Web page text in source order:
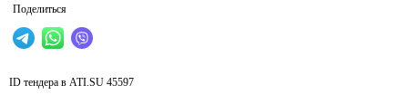
Поделиться
ID тендера в ATI.SU 45597